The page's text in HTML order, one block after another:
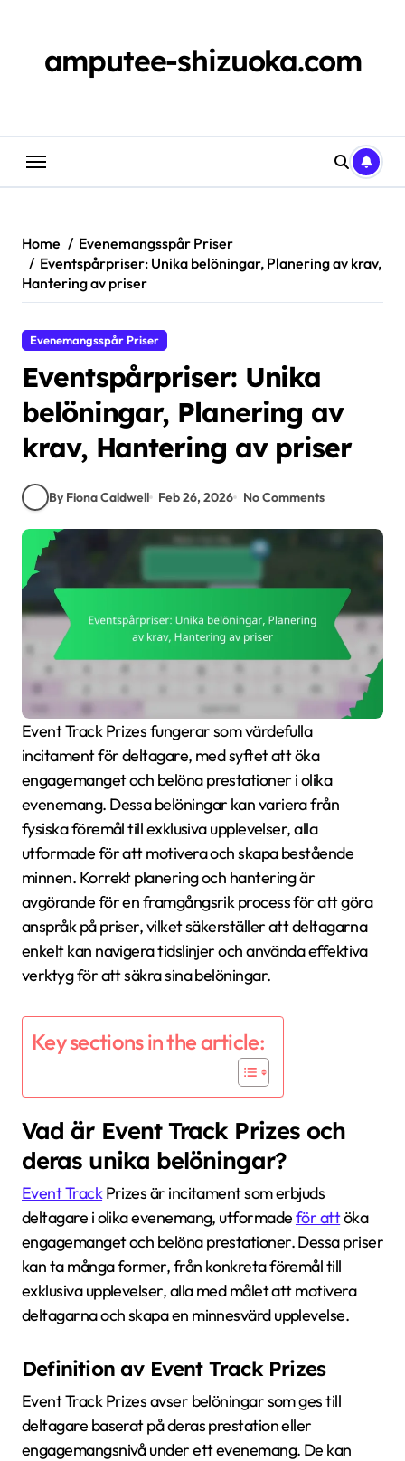
amputee-shizuoka.com
Home
Evenemangsspår Priser
Eventspårpriser: Unika belöningar, Planering av krav,
Hantering av priser
Evenemangsspår Priser
Eventspårpriser: Unika
belöningar, Planering av
krav, Hantering av priser
By Fiona Caldwell Feb 26, 2026 No Comments
Event Track Prizes fungerar som värdefulla
incitament för deltagare, med syftet att öka
engagemanget och belöna prestationer i olika
evenemang. Dessa belöningar kan variera från
fysiska föremål till exklusiva upplevelser, alla
utformade för att motivera och skapa bestående
minnen. Korrekt planering och hantering är
avgörande för en framgångsrik process för att göra
anspråk på priser, vilket säkerställer att deltagarna
enkelt kan navigera tidslinjer och använda effektiva
verktyg för att säkra sina belöningar.
Key sections in the article:
Vad är Event Track Prizes och
deras unika belöningar?
Event TrackPrizes är incitament som erbjuds
deltagare i olika evenemang, utformadeför attöka
engagemanget och belöna prestationer. Dessa priser
kan ta många former, från konkreta föremål till
exklusiva upplevelser, alla med målet att motivera
deltagarna och skapa en minnesvärd upplevelse.
Definition av Event Track Prizes
Event Track Prizes avser belöningar som ges till
deltagare baserat på deras prestation eller
engagemangsnivå under ett evenemang. De kan